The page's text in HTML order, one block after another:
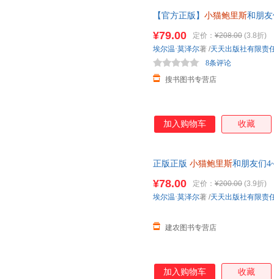
【官方正版】 小猫鲍里斯和朋
¥79.00 定价： ¥208.00 (3.8折)
搜书图书专营店
8条评论
埃尔温·莫泽尔著 /天天出版社有限责
加入购物车 收藏
正版正版 小猫鲍里斯和朋友们
¥78.00 定价： ¥200.00 (3.9折)
建农图书专营店
埃尔温·莫泽尔著 /天天出版社有限责
加入购物车 收藏